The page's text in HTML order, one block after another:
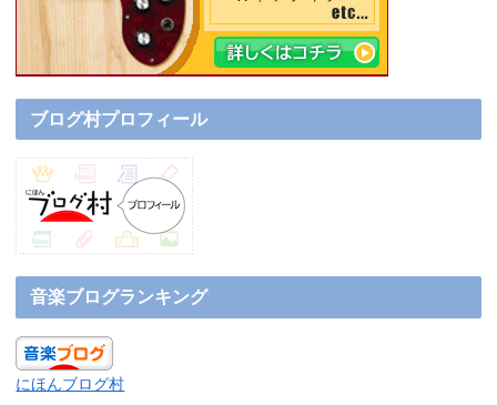
ブログ村プロフィール
音楽ブログランキング
にほんブログ村